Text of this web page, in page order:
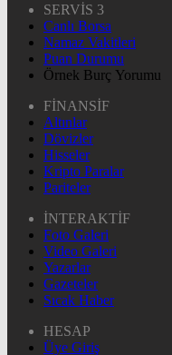
SERVİS 3
Canlı Borsa
Namaz Vakitleri
Puan Durumu
Örnek Burç Yorumu
FİNANSİF
Altınlar
Dövizler
Hisseler
Kripto Paralar
Pariteler
İNTERAKTİF
Foto Galeri
Video Galeri
Yazarlar
Gazeteler
Sıcak Haber
HESAP
Üye Giriş